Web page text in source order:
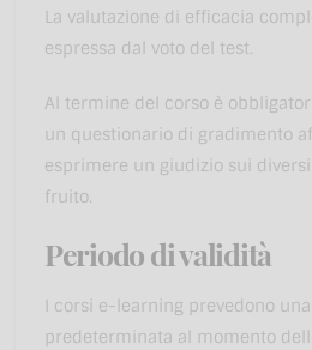
La valutazione di efficacia
espressa dal voto del test.
Al termine del corso è
un questionario di gradimento
esprimere un giudizio sui
fruito.
Periodo di validità
I corsi e-learning prevedono
predeterminata al momento